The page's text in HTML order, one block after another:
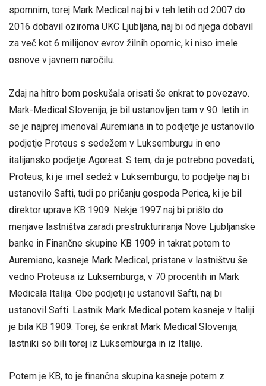
spomnim, torej Mark Medical naj bi v teh letih od 2007 do
2016 dobavil oziroma UKC Ljubljana, naj bi od njega dobavil
za več kot 6 milijonov evrov žilnih opornic, ki niso imele
osnove v javnem naročilu.
Zdaj na hitro bom poskušala orisati še enkrat to povezavo.
Mark-Medical Slovenija, je bil ustanovljen tam v 90. letih in
se je najprej imenoval Auremiana in to podjetje je ustanovilo
podjetje Proteus s sedežem v Luksemburgu in eno
italijansko podjetje Agorest. S tem, da je potrebno povedati,
Proteus, ki je imel sedež v Luksemburgu, to podjetje naj bi
ustanovilo Safti, tudi po pričanju gospoda Perica, ki je bil
direktor uprave KB 1909. Nekje 1997 naj bi prišlo do
menjave lastništva zaradi prestrukturiranja Nove Ljubljanske
banke in Finančne skupine KB 1909 in takrat potem to
Auremiano, kasneje Mark Medical, pristane v lastništvu še
vedno Proteusa iz Luksemburga, v 70 procentih in Mark
Medicala Italija. Obe podjetji je ustanovil Safti, naj bi
ustanovil Safti. Lastnik Mark Medical potem kasneje v Italiji
je bila KB 1909. Torej, še enkrat Mark Medical Slovenija,
lastniki so bili torej iz Luksemburga in iz Italije.
Potem je KB, to je finančna skupina kasneje potem z